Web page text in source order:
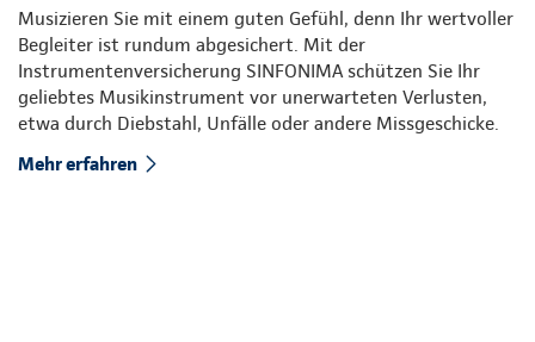
Musizieren Sie mit einem guten Gefühl, denn Ihr wertvoller
Begleiter ist rundum abgesichert. Mit der
Instrumentenversicherung SINFONIMA schützen Sie Ihr
geliebtes Musikinstrument vor unerwarteten Verlusten,
etwa durch Diebstahl, Unfälle oder andere Missgeschicke.
Mehr erfahren